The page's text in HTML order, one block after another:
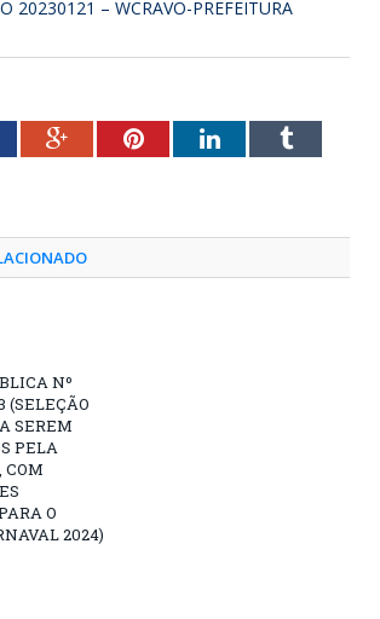
20230121 – WCRAVO-PREFEITURA
Google+PinterestLinkedInTumblr
Nº
(SELEÇÃO
SEREM
PELA
COM
O
2024)